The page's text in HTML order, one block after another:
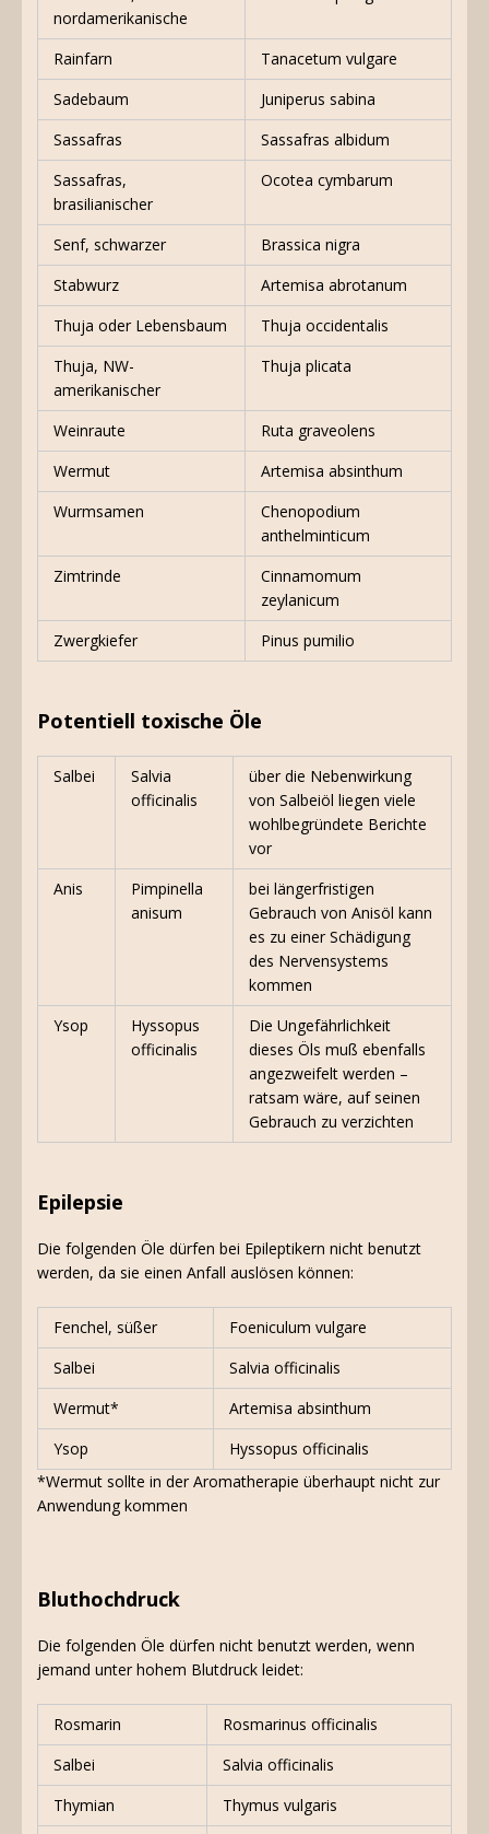
nordamerikanische
Rainfarn
Tanacetum vulgare
Sadebaum
Juniperus sabina
Sassafras
Sassafras albidum
Sassafras,
brasilianischer
Ocotea cymbarum
Senf, schwarzer
Brassica nigra
Stabwurz
Artemisa abrotanum
Thuja oder Lebensbaum
Thuja occidentalis
Thuja, NW-
amerikanischer
Thuja plicata
Weinraute
Ruta graveolens
Wermut
Artemisa absinthum
Wurmsamen
Chenopodium
anthelminticum
Zimtrinde
Cinnamomum
zeylanicum
Zwergkiefer
Pinus pumilio
Potentiell toxische Öle
Salbei
Salvia
officinalis
über die Nebenwirkung
von Salbeiöl liegen viele
wohlbegründete Berichte
vor
Anis
Pimpinella
anisum
bei längerfristigen
Gebrauch von Anisöl kann
es zu einer Schädigung
des Nervensystems
kommen
Ysop
Hyssopus
officinalis
Die Ungefährlichkeit
dieses Öls muß ebenfalls
angezweifelt werden –
ratsam wäre, auf seinen
Gebrauch zu verzichten
Epilepsie
Die folgenden Öle dürfen bei Epileptikern nicht benutzt
werden, da sie einen Anfall auslösen können:
Fenchel, süßer
Foeniculum vulgare
Salbei
Salvia officinalis
Wermut*
Artemisa absinthum
Ysop
Hyssopus officinalis
*Wermut sollte in der Aromatherapie überhaupt nicht zur
Anwendung kommen
Bluthochdruck
Die folgenden Öle dürfen nicht benutzt werden, wenn
jemand unter hohem Blutdruck leidet:
Rosmarin
Rosmarinus officinalis
Salbei
Salvia officinalis
Thymian
Thymus vulgaris